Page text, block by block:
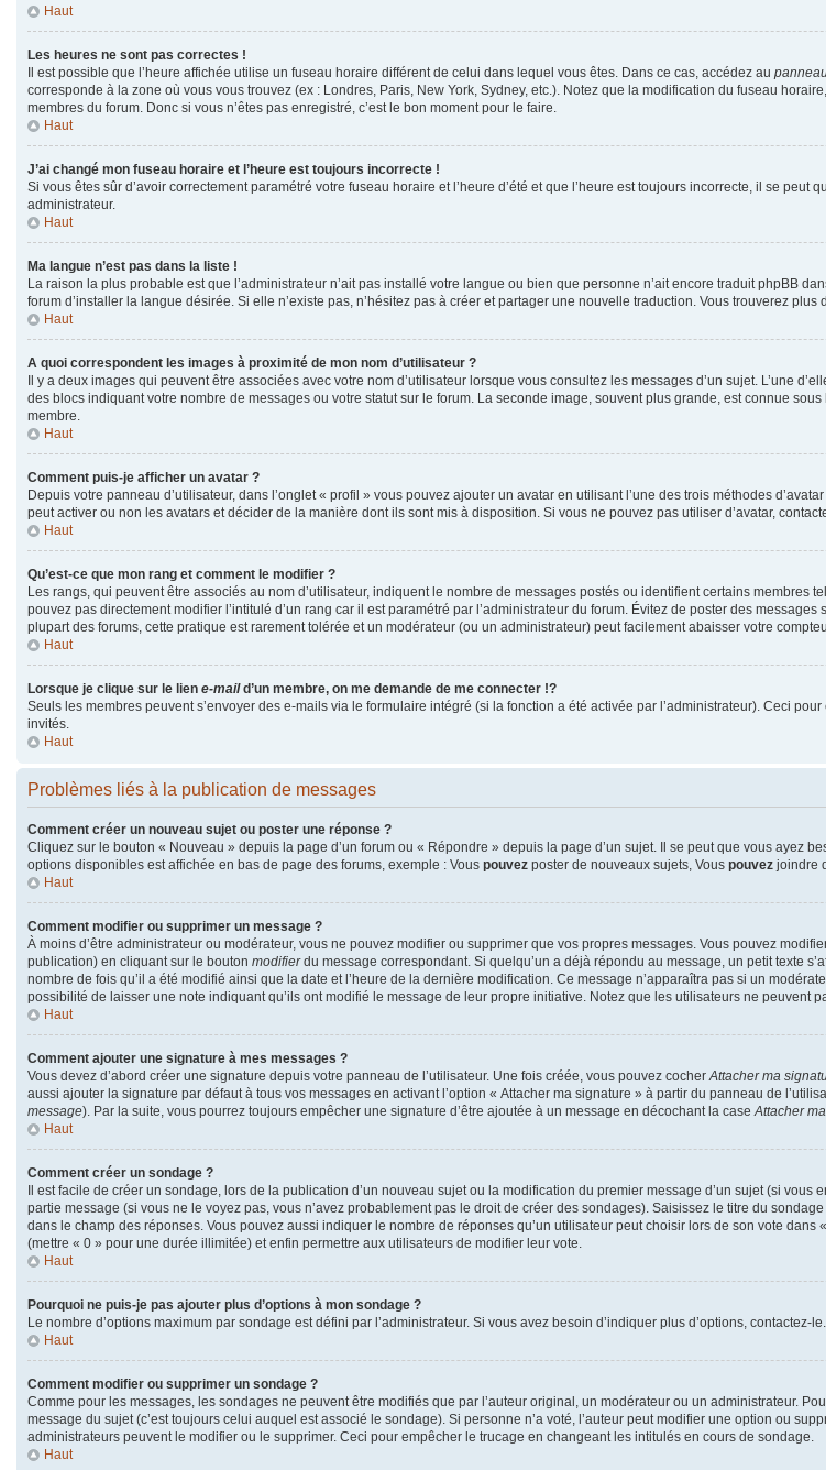
Haut
Les heures ne sont pas correctes !
Il est possible que l’heure affichée utilise un fuseau horaire différent de celui dans lequel vous êtes. Dans ce cas, accédez au
corresponde à la zone où vous vous trouvez (ex : Londres, Paris, New York, Sydney, etc.). Notez que la modification du fuseau
membres du forum. Donc si vous n’êtes pas enregistré, c’est le bon moment pour le faire.
Haut
J’ai changé mon fuseau horaire et l’heure est toujours incorrecte !
Si vous êtes sûr d’avoir correctement paramétré votre fuseau horaire et l’heure d’été et que l’heure est toujours incorrecte, il se peut
administrateur.
Haut
Ma langue n’est pas dans la liste !
La raison la plus probable est que l’administrateur n’ait pas installé votre langue ou bien que personne n’ait encore traduit phpBB
forum d’installer la langue désirée. Si elle n’existe pas, n’hésitez pas à créer et partager une nouvelle traduction. Vous trouverez plus
Haut
A quoi correspondent les images à proximité de mon nom d’utilisateur ?
Il y a deux images qui peuvent être associées avec votre nom d’utilisateur lorsque vous consultez les messages d’un sujet. L’une
des blocs indiquant votre nombre de messages ou votre statut sur le forum. La seconde image, souvent plus grande, est connue
membre.
Haut
Comment puis-je afficher un avatar ?
Depuis votre panneau d’utilisateur, dans l’onglet « profil » vous pouvez ajouter un avatar en utilisant l’une des trois méthodes
peut activer ou non les avatars et décider de la manière dont ils sont mis à disposition. Si vous ne pouvez pas utiliser d’avatar,
Haut
Qu’est-ce que mon rang et comment le modifier ?
Les rangs, qui peuvent être associés au nom d’utilisateur, indiquent le nombre de messages postés ou identifient certains membres
pouvez pas directement modifier l’intitulé d’un rang car il est paramétré par l’administrateur du forum. Évitez de poster des
plupart des forums, cette pratique est rarement tolérée et un modérateur (ou un administrateur) peut facilement abaisser votre
Haut
Lorsque je clique sur le lien e-maild’un membre, on me demande de me connecter !?
Seuls les membres peuvent s’envoyer des e-mails via le formulaire intégré (si la fonction a été activée par l’administrateur). Ceci
invités.
Haut
Problèmes liés à la publication de messages
Comment créer un nouveau sujet ou poster une réponse ?
Cliquez sur le bouton « Nouveau » depuis la page d’un forum ou « Répondre » depuis la page d’un sujet. Il se peut que vous ayez
options disponibles est affichée en bas de page des forums, exemple : Vous pouvez poster de nouveaux sujets, Vous pouvez joindre
Haut
Comment modifier ou supprimer un message ?
À moins d’être administrateur ou modérateur, vous ne pouvez modifier ou supprimer que vos propres messages. Vous pouvez
publication) en cliquant sur le bouton modifierdu message correspondant. Si quelqu’un a déjà répondu au message, un petit texte
nombre de fois qu’il a été modifié ainsi que la date et l’heure de la dernière modification. Ce message n’apparaîtra pas si un
possibilité de laisser une note indiquant qu’ils ont modifié le message de leur propre initiative. Notez que les utilisateurs ne peuvent
Haut
Comment ajouter une signature à mes messages ?
Vous devez d’abord créer une signature depuis votre panneau de l’utilisateur. Une fois créée, vous pouvez cocherAttacher ma
aussi ajouter la signature par défaut à tous vos messages en activant l’option « Attacher ma signature » à partir du panneau de
message). Par la suite, vous pourrez toujours empêcher une signature d’être ajoutée à un message en décochant la caseAttacher
Haut
Comment créer un sondage ?
Il est facile de créer un sondage, lors de la publication d’un nouveau sujet ou la modification du premier message d’un sujet (si vous
partie message (si vous ne le voyez pas, vous n’avez probablement pas le droit de créer des sondages). Saisissez le titre du
dans le champ des réponses. Vous pouvez aussi indiquer le nombre de réponses qu’un utilisateur peut choisir lors de son vote dans
(mettre « 0 » pour une durée illimitée) et enfin permettre aux utilisateurs de modifier leur vote.
Haut
Pourquoi ne puis-je pas ajouter plus d’options à mon sondage ?
Le nombre d’options maximum par sondage est défini par l’administrateur. Si vous avez besoin d’indiquer plus d’options, contactez-le.
Haut
Comment modifier ou supprimer un sondage ?
Comme pour les messages, les sondages ne peuvent être modifiés que par l’auteur original, un modérateur ou un administrateur.
message du sujet (c’est toujours celui auquel est associé le sondage). Si personne n’a voté, l’auteur peut modifier une option ou
administrateurs peuvent le modifier ou le supprimer. Ceci pour empêcher le trucage en changeant les intitulés en cours de sondage.
Haut